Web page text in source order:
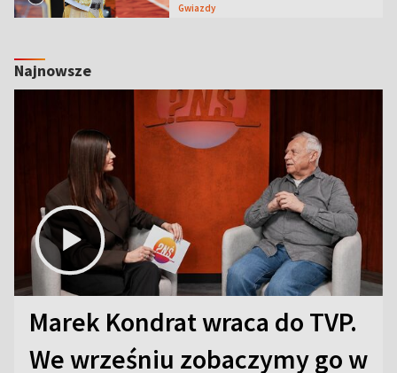
Gwiazdy
Najnowsze
Marek Kondrat wraca do TVP.
We wrześniu zobaczymy go w